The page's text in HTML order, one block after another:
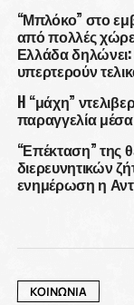
“Μπλόκο” στο
από πολλές
Ελλάδα
υπερτερούν
H “μάχη”
παραγγελία μέσα
“Επέκταση” της
διερευνητικών
ενημέρωση η
ΚΟΙΝΩΝΙΑ